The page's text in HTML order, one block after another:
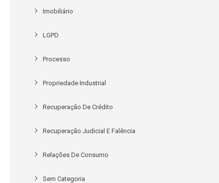
Imobiliário
LGPD
Processo
Propriedade Industrial
Recuperação De Crédito
Recuperação Judicial E Falência
Relações De Consumo
Sem Categoria